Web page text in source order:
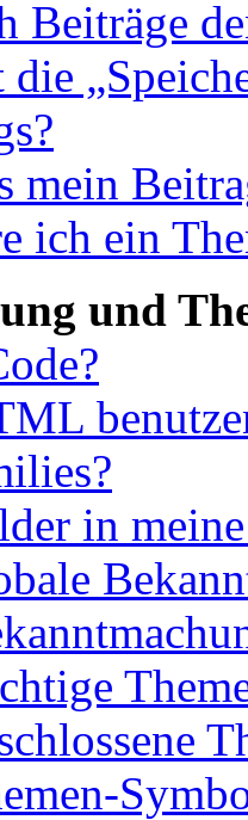
Beiträge
mein
ich ein
und
in